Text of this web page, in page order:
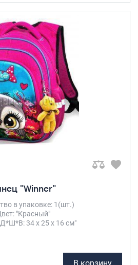
"Winner"
в упаковке: 1(шт.)
"Красный"
34 х 25 х 16 см"